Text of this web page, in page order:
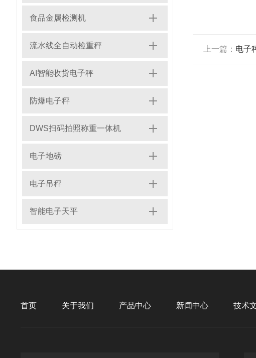
食品金属检测机
流水线全自动检重秤
AI智能收货电子秤
防爆电子秤
DWS扫码拍照称重一体机
电子地磅
电子吊秤
智能电子天平
上一篇： 电子
首页 关于我们 产品中心 新闻中心 技术